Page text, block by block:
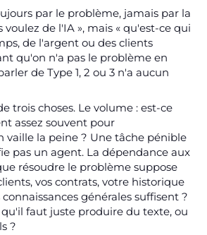
par le problème, jamais par la
voulez de l'IA », mais « qu'est-ce qui
de l'argent ou des clients
qu'on n'a pas le problème en
de Type 1, 2 ou 3 n'a aucun
trois choses. Le volume : est-ce
assez souvent pour
vaille la peine ? Une tâche pénible
pas un agent. La dépendance aux
résoudre le problème suppose
vos contrats, votre historique
générales suffisent ?
faut juste produire du texte, ou
?